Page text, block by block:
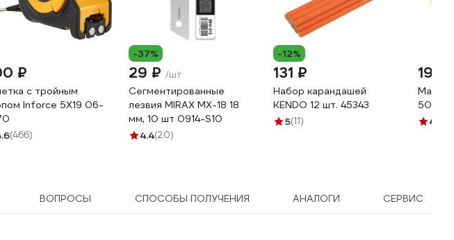
₽
с тройным
Inforce 5Х19 06-
(466)
-37%
29 ₽ /шт
Сегментированные
лезвия MIRAX MX-18 18
мм, 10 шт 0914-S10
4.4(20)
-12%
131 ₽
Набор карандашей
KENDO 12 шт. 45343
5(11)
199
4.6
ВОПРОСЫ СПОСОБЫ ПОЛУЧЕНИЯ АНАЛОГИ СЕРВИС